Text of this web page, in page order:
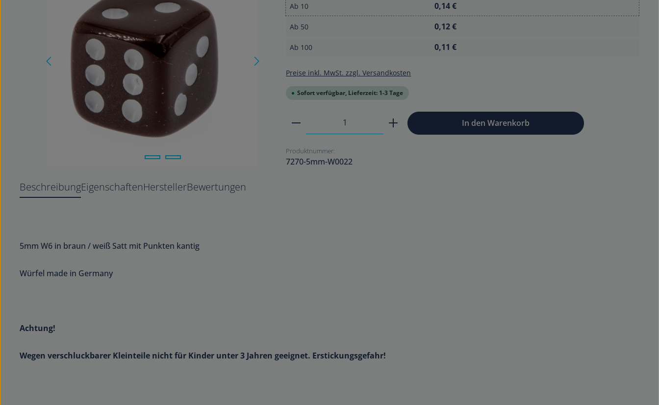
Ab 10 0,14 €
Ab 50 0,12 €
Ab 100 0,11 €
Preise inkl. MwSt. zzgl. Versandkosten
Sofort verfügbar, Lieferzeit: 1-3 Tage
Produkt Anzahl: Gib den gewünschten Wert ein oder benutze
In den Warenkorb
Produktnummer:
7270-5mm-W0022
BeschreibungEigenschaftenHerstellerBewertungen
5mm W6 in braun / weiß Satt mit Punkten kantig
Würfel made in Germany
Achtung!
Wegen verschluckbarer Kleinteile nicht für Kinder unter 3 Jahren geeignet. Erstickungsgefahr!